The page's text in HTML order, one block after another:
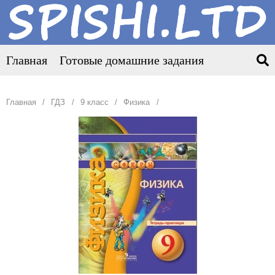
Главная Готовые домашние задания
Главная ГДЗ 9 класс Физика